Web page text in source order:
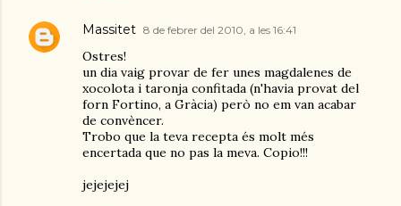
Massitet 8 de febrer del 2010, a les 16:41
Ostres!
un dia vaig provar de fer unes magdalenes de
xocolota i taronja confitada (n'havia provat del
forn Fortino, a Gràcia) però no em van acabar
de convèncer.
Trobo que la teva recepta és molt més
encertada que no pas la meva. Copio!!!
jejejejej